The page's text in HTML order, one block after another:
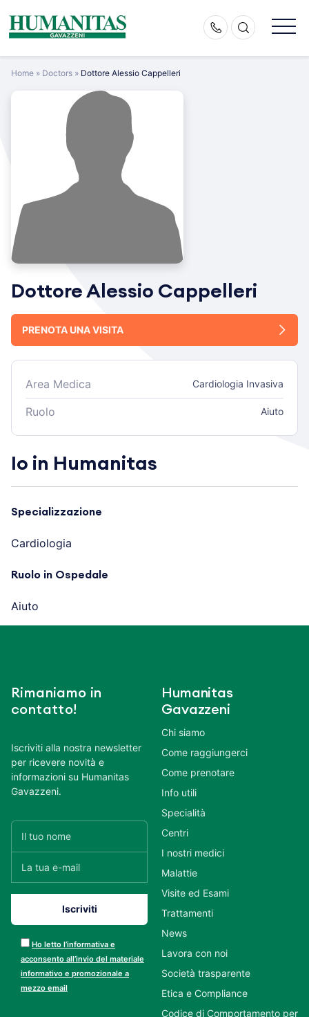
content
Home » Doctors » Dottore Alessio Cappelleri
Dottore Alessio Cappelleri
PRENOTA UNA VISITA
Area Medica Cardiologia Invasiva
Ruolo Aiuto
Io in Humanitas
Specializzazione
Cardiologia
Ruolo in Ospedale
Aiuto
Rimaniamo in
contatto!
Iscriviti alla nostra newsletter
per ricevere novità e
informazioni su Humanitas
Gavazzeni.
Ho letto l’informativa e
acconsento all’invio del materiale
informativo e promozionale a
mezzo email
Humanitas
Gavazzeni
Chi siamo
Come raggiungerci
Come prenotare
Info utili
Specialità
Centri
I nostri medici
Malattie
Visite ed Esami
Trattamenti
News
Lavora con noi
Società trasparente
Etica e Compliance
Codice di Comportamento per